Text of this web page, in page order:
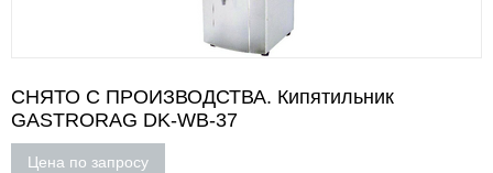
СНЯТО С ПРОИЗВОДСТВА. Кипятильник
GASTRORAG DK-WB-37
Цена по запросу